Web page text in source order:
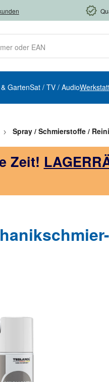
GartenSat / TV / Audio
Spray / Schmierstoffe /
Zeit!